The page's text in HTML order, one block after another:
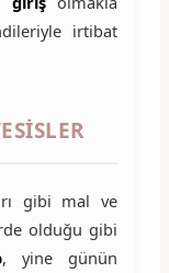
irtibat
gibi mal ve
olduğu gibi
, yine günün